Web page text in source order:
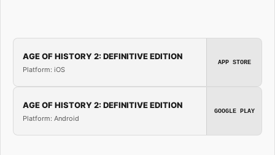
AGE OF HISTORY 2: DEFINITIVE EDITION
Platform: iOS
APP STORE
AGE OF HISTORY 2: DEFINITIVE EDITION
Platform: Android
GOOGLE PLAY